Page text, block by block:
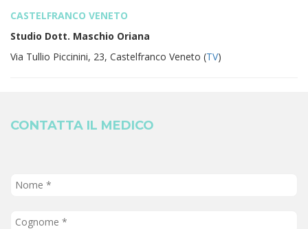
CASTELFRANCO VENETO
Studio Dott. Maschio Oriana
Via Tullio Piccinini, 23, Castelfranco Veneto (TV)
CONTATTA IL MEDICO